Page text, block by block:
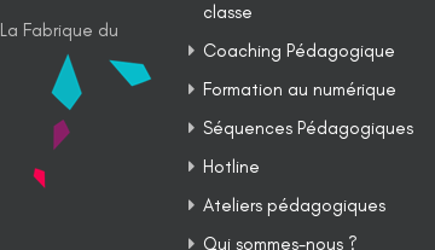
La Fabrique du
classe
Coaching Pédagogique
Formation au numérique
Séquences Pédagogiques
Hotline
Ateliers pédagogiques
Qui sommes-nous ?